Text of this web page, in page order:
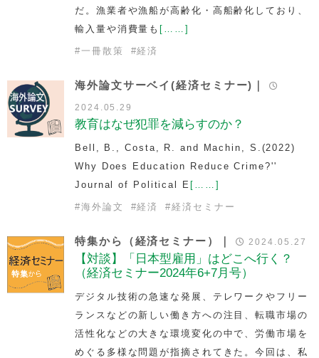
だ。漁業者や漁船が高齢化・高船齢化しており、
輸入量や消費量も [……]
# 一冊散策 #経済
海外論文サーベイ(経済セミナー)｜
2024.05.29
教育はなぜ犯罪を減らすのか？
Bell, B., Costa, R. and Machin, S.(2022)
Why Does Education Reduce Crime?''
Journal of Political E [……]
#海外論文 #経済 #経済セミナー
特集から（経済セミナー）｜ 2024.05.27
【対談】「日本型雇用」はどこへ行く？
（経済セミナー2024年6+7月号）
デジタル技術の急速な発展、テレワークやフリー
ランスなどの新しい働き方への注目、転職市場の
活性化などの大きな環境変化の中で、労働市場を
めぐる多様な問題が指摘されてきた。今回は、私